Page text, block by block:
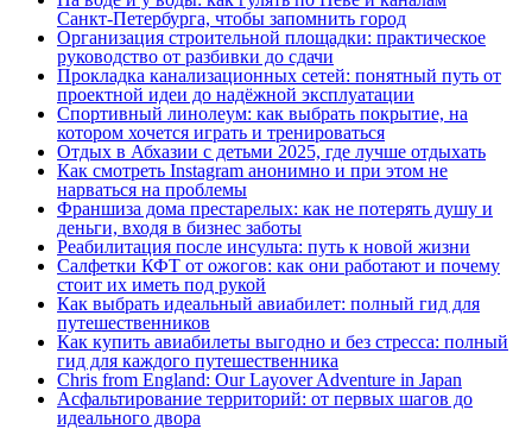
Санкт‑Петербурга, чтобы запомнить город
Организация строительной площадки: практическое
руководство от разбивки до сдачи
Прокладка канализационных сетей: понятный путь от
проектной идеи до надёжной эксплуатации
Спортивный линолеум: как выбрать покрытие, на
котором хочется играть и тренироваться
Отдых в Абхазии с детьми 2025, где лучше отдыхать
Как смотреть Instagram анонимно и при этом не
нарваться на проблемы
Франшиза дома престарелых: как не потерять душу и
деньги, входя в бизнес заботы
Реабилитация после инсульта: путь к новой жизни
Салфетки КФТ от ожогов: как они работают и почему
стоит их иметь под рукой
Как выбрать идеальный авиабилет: полный гид для
путешественников
Как купить авиабилеты выгодно и без стресса: полный
гид для каждого путешественника
Chris from England: Our Layover Adventure in Japan
Асфальтирование территорий: от первых шагов до
идеального двора